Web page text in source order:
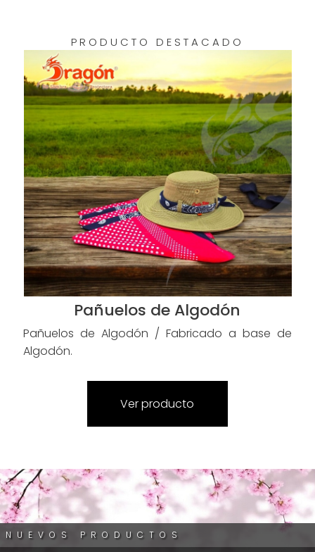
PRODUCTO DESTACADO
Pañuelos de Algodón
Pañuelos de Algodón / Fabricado a base de
Algodón.
Ver producto
NUEVOS PRODUCTOS